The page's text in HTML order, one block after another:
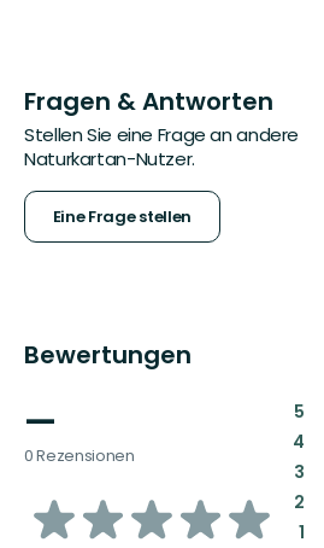
Fragen & Antworten
Stellen Sie eine Frage an andere
Naturkartan-Nutzer.
Eine Frage stellen
Bewertungen
—
0 Rezensionen
von
5:
4:
3:
2:
1: